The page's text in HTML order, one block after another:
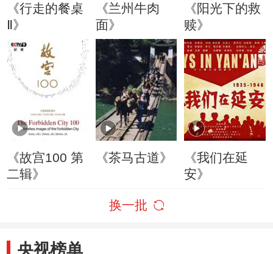
《行走的餐桌
Ⅱ》
《兰州牛肉
面》
《阳光下的救
赎》
《故宫100 第
二辑》
《茶马古道》
《我们在延
安》
换一批
央视榜单